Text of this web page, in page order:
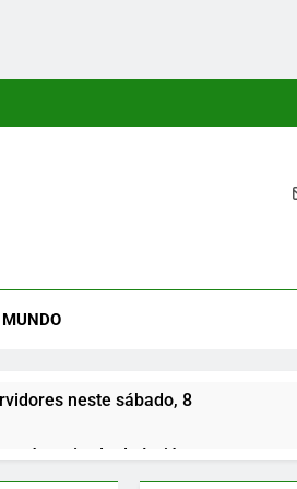
Experiência Para O Leitor.
MUNDO
neste sábado, 8
após retirada de Irajá